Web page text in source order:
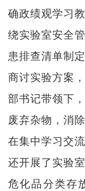
确政绩观学习
绕实验室安全
患排查清单制
商讨实验方案
部书记带领下
废弃杂物，消
在集中学习交流
还开展了实验
危化品分类存